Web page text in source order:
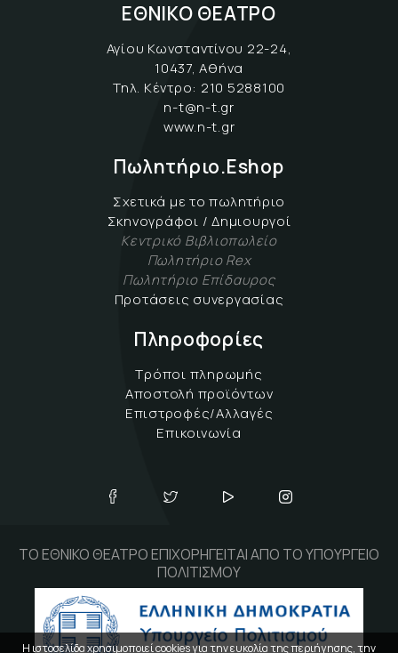
ΕΘΝΙΚΟ ΘΕΑΤΡΟ
Αγίου Κωνσταντίνου 22-24,
10437, Αθήνα
Τηλ. Κέντρο: 210 5288100
n-t@n-t.gr
www.n-t.gr
Πωλητήριο.Eshop
Σχετικά με το πωλητήριο
Σκηνογράφοι / Δημιουργοί
Κεντρικό Βιβλιοπωλείο
Πωλητήριο Rex
Πωλητήριο Επίδαυρος
Προτάσεις συνεργασίας
Πληροφορίες
Τρόποι πληρωμής
Αποστολή προϊόντων
Επιστροφές/Αλλαγές
Επικοινωνία
ΤΟ ΕΘΝΙΚΟ ΘΕΑΤΡΟ ΕΠΙΧΟΡΗΓΕΙΤΑΙ ΑΠΟ ΤΟ ΥΠΟΥΡΓΕΙΟ
ΠΟΛΙΤΙΣΜΟΥ
Η ιστοσελίδα χρησιμοποιεί cookies για την ευκολία της περιήγησης, την